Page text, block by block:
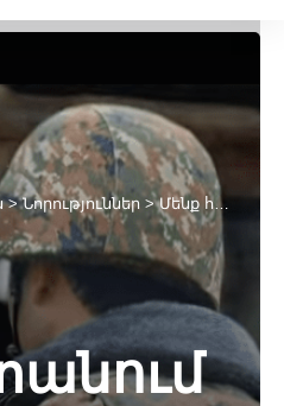
>Նորություններ >Մենք հպարտանում ենք մեր սահմանապահ ու արիասիրտ ժողովրդով. աջակցենք նրանց ուրախ ամանոր ունենալու համար